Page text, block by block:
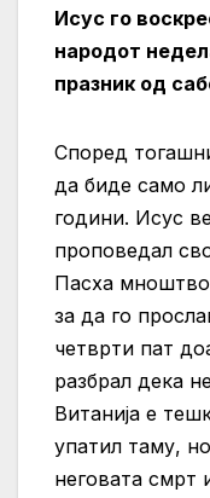
Исус го
народот
празник од
Според
да биде само
години. Исус
проповедал
Пасха
за да го
четврти пат
разбрал дека
Витанија е
упатил таму,
неговата смрт